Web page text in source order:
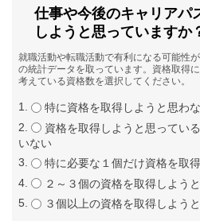
仕事や今後のキャリアパ
しようと思っていますか
就職活動や転職活動で有利になる可能性
の統計データを取っています。資格取得
考えている資格数を選択してください。
特に資格を取得しようと思わ
資格を取得しようと思ってい
いない
特に必要な１個だけ資格を取
２～３個の資格を取得しよう
３個以上の資格を取得しよう